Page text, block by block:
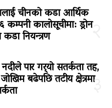
२
चीनको कडा आर्थिक
कालोसूचीमा: ड्रोन
कडा नियन्त्रण
३
नदीले पार गर्‍यो सतर्कता तह,
बढेपछि तटीय क्षेत्रमा